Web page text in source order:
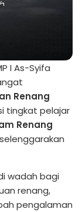
I As-Syifa
Renang
tingkat pelajar
Renang
wadah bagi
renang,
pengalaman